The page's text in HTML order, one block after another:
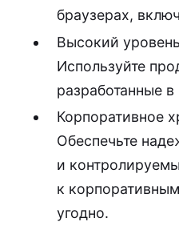
браузерах,
Высокий
Используйте
разработанные
Корпоративное
Обеспечьте
и
к
угодно.